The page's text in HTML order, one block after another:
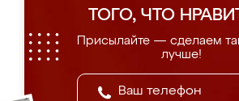
ТОГО, ЧТО
Присылайте — сделаем
лучше!